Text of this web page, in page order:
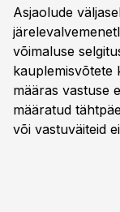
Asjaolude
võimaluse
kauplemisvõtete
määras vastuse
määratud
või vastuväiteid